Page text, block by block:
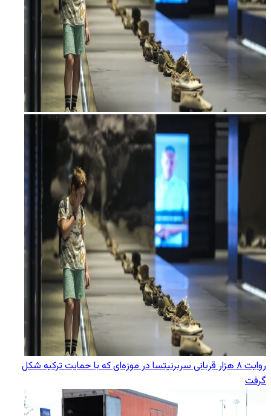
روایت ۸ هزار قربانی سربرنیتسا در موزه‌ای که با حمایت ترکیه شکل
گرفت